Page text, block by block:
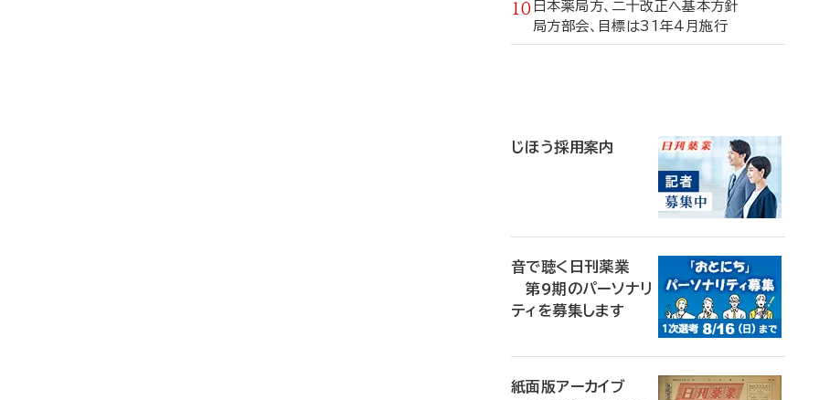
日本薬局方、二十改正へ基本方針
局方部会、目標は31年4月施行
じほう採用案内
音で聴く日刊薬業
第9期のパーソナリ
ティを募集します
紙面版アーカイブ